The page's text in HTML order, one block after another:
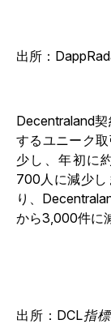
出所：
Decentraland
するユニーク
少し、年初に
700人に減少し
り、
から3,000件に
出所： DCL指